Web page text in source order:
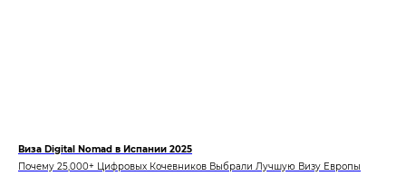
Виза Digital Nomad в Испании 2025
Почему 25,000+ Цифровых Кочевников Выбрали Лучшую Визу Европы